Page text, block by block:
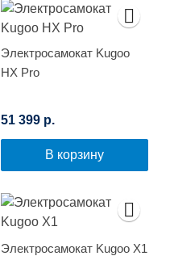
Электросамокат Kugoo
HX Pro
51 399 р.
В корзину
Электросамокат Kugoo X1